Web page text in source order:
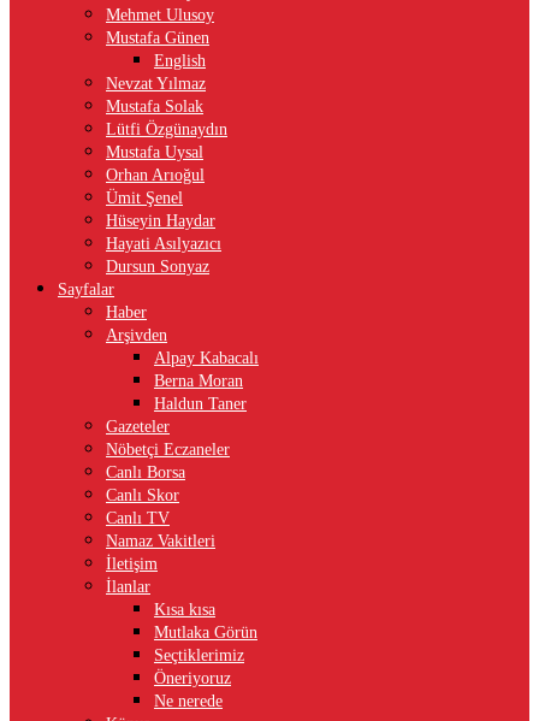
Mehmet Ulusoy
Mustafa Günen
English
Nevzat Yılmaz
Mustafa Solak
Lütfi Özgünaydın
Mustafa Uysal
Orhan Arıoğul
Ümit Şenel
Hüseyin Haydar
Hayati Asılyazıcı
Dursun Sonyaz
Sayfalar
Haber
Arşivden
Alpay Kabacalı
Berna Moran
Haldun Taner
Gazeteler
Nöbetçi Eczaneler
Canlı Borsa
Canlı Skor
Canlı TV
Namaz Vakitleri
İletişim
İlanlar
Kısa kısa
Mutlaka Görün
Seçtiklerimiz
Öneriyoruz
Ne nerede